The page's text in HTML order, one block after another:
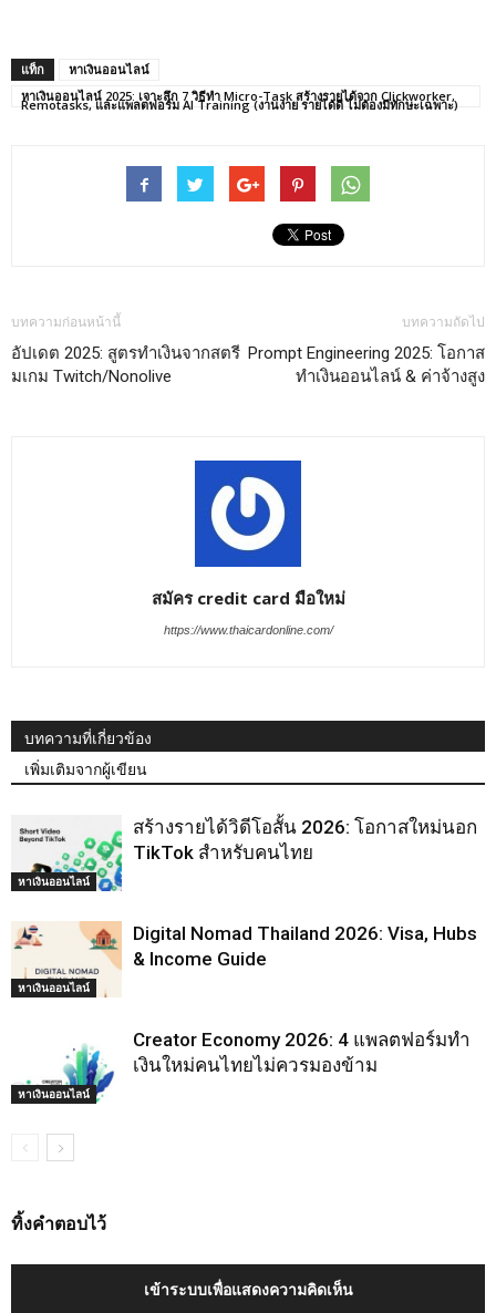
แท็ก
หาเงินออนไลน์
หาเงินออนไลน์ 2025: เจาะลึก 7 วิธีทำ Micro-Task สร้างรายได้จาก Clickworker,
Remotasks, และแพลตฟอร์ม AI Training (งานง่าย รายได้ดี ไม่ต้องมีทักษะเฉพาะ)
บทความก่อนหน้านี้
อัปเดต 2025: สูตรทำเงินจากสตรี
มเกม Twitch/Nonolive
บทความถัดไป
Prompt Engineering 2025: โอกาส
ทำเงินออนไลน์ & ค่าจ้างสูง
สมัคร credit card มือใหม่
https://www.thaicardonline.com/
บทความที่เกี่ยวข้อง
เพิ่มเติมจากผู้เขียน
หาเงินออนไลน์
สร้างรายได้วิดีโอสั้น 2026: โอกาสใหม่นอก
TikTok สำหรับคนไทย
หาเงินออนไลน์
Digital Nomad Thailand 2026: Visa, Hubs
& Income Guide
หาเงินออนไลน์
Creator Economy 2026: 4 แพลตฟอร์มทำ
เงินใหม่คนไทยไม่ควรมองข้าม
ทิ้งคำตอบไว้
เข้าระบบเพื่อแสดงความคิดเห็น